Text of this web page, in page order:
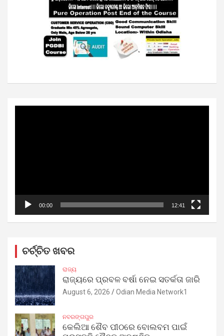
00:00 12:41
ଚର୍ଚ୍ଚିତ ଖବର
ରାଜ୍ୟ
ରାଜ୍ୟରେ ପ୍ରବଳ ବର୍ଷା ନେଇ ସତର୍କତା ଜାରି
August 6, 2026 Odian Media Network1
ନବରଙ୍ଗପୁର
କେଲିଆ ଶୈବ ପୀଠରେ ବୋଲବମ ପାଇଁ